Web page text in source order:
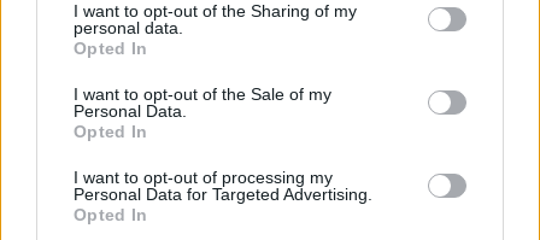
I want to opt-out of the Sharing of my
personal data.
Opted In
I want to opt-out of the Sale of my
Personal Data.
Opted In
I want to opt-out of processing my
Personal Data for Targeted Advertising.
Opted In
cornice urbana della città di Milano –
si legge
nella descrizione della “colletta” solidale
Qualche giorno fa, mentre lui e il suo collega
svolgevanoun consueto posto di controllo
scooter, con a bordo due passeggeri, al quale
intimano l’alt, sfugge ad alta velocità, destando un